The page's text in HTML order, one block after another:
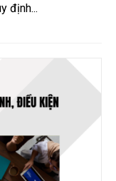
định...